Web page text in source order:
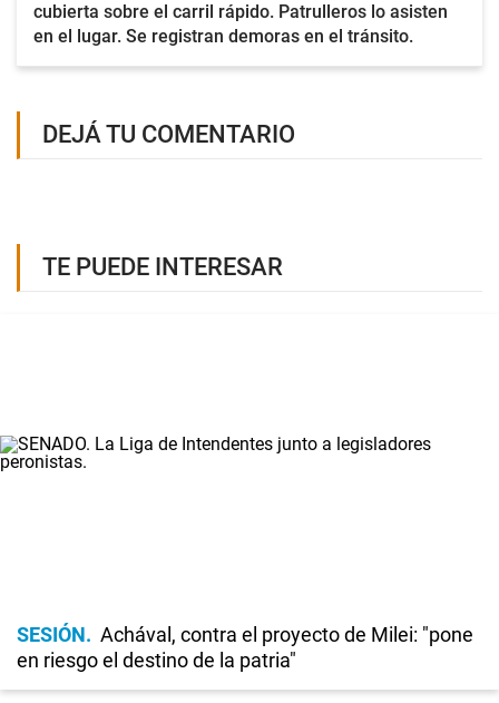
cubierta sobre el carril rápido. Patrulleros lo asisten
en el lugar. Se registran demoras en el tránsito.
DEJÁ TU COMENTARIO
TE PUEDE INTERESAR
SESIÓN
Achával, contra el proyecto de Milei: "pone
en riesgo el destino de la patria"